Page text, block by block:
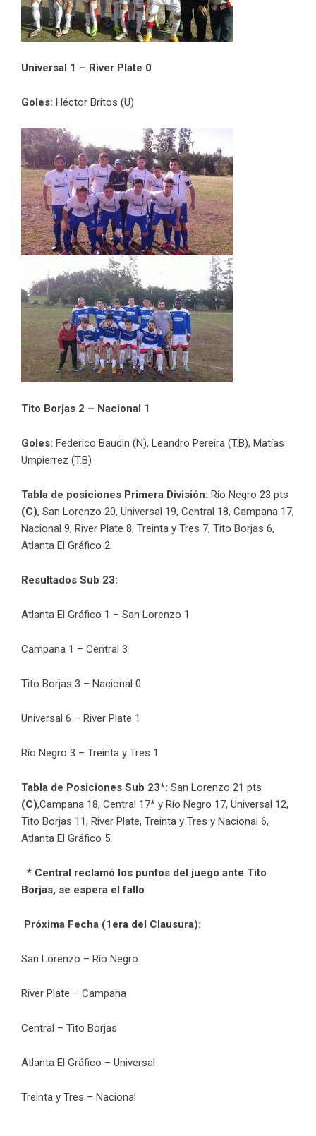
Universal 1 – River Plate 0
Goles: Héctor Britos (U)
Tito Borjas 2 – Nacional 1
Goles: Federico Baudin (N), Leandro Pereira (T.B), Matías
Umpierrez (T.B)
Tabla de posiciones Primera División: Río Negro 23 pts
(C), San Lorenzo 20, Universal 19, Central 18, Campana 17,
Nacional 9, River Plate 8, Treinta y Tres 7, Tito Borjas 6,
Atlanta El Gráfico 2.
Resultados Sub 23:
Atlanta El Gráfico 1 – San Lorenzo 1
Campana 1 – Central 3
Tito Borjas 3 – Nacional 0
Universal 6 – River Plate 1
Río Negro 3 – Treinta y Tres 1
Tabla de Posiciones Sub 23*: San Lorenzo 21 pts
(C),Campana 18, Central 17* y Río Negro 17, Universal 12,
Tito Borjas 11, River Plate, Treinta y Tres y Nacional 6,
Atlanta El Gráfico 5.
* Central reclamó los puntos del juego ante Tito
Borjas, se espera el fallo
Próxima Fecha (1era del Clausura):
San Lorenzo – Río Negro
River Plate – Campana
Central – Tito Borjas
Atlanta El Gráfico – Universal
Treinta y Tres – Nacional